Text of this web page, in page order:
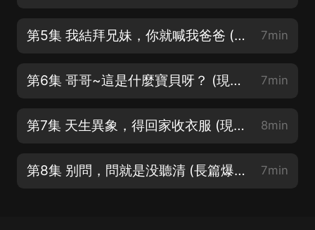
第5集 我結拜兄妹，你就喊我爸爸 (前5集評論區活動贏現金) 7min
第6集 哥哥~這是什麼寶貝呀？ (現象級大神作品，年度爆款) 7min
第7集 天生異象，得回家收衣服 (現象級大神作品，年度爆款) 8min
第8集 别問，問就是没聽清 (長篇爆笑修仙多播劇~好評走起~) 7min